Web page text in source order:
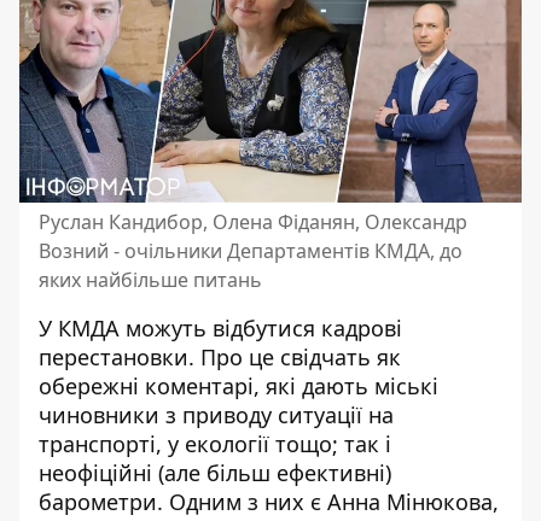
Руслан Кандибор, Олена Фіданян, Олександр
Возний - очільники Департаментів КМДА, до
яких найбільше питань
У КМДА можуть відбутися кадрові
перестановки. Про це свідчать як
обережні коментарі, які дають міські
чиновники з приводу ситуації на
транспорті, у екології тощо; так і
неофіційні (але більш ефективні)
барометри. Одним з них є Анна Мінюкова,